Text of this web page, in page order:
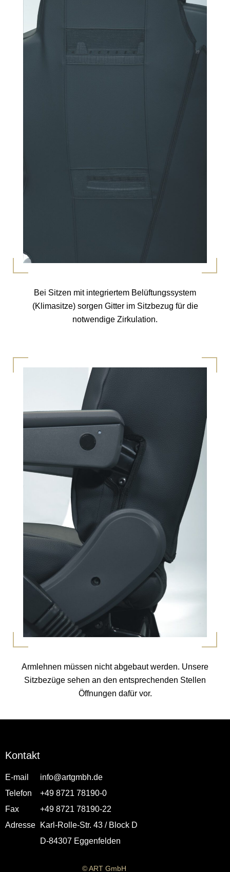
Bei Sitzen mit integriertem Belüftungssystem
(Klimasitze) sorgen Gitter im Sitzbezug für die
notwendige Zirkulation.
Armlehnen müssen nicht abgebaut werden. Unsere
Sitzbezüge sehen an den entsprechenden Stellen
Öffnungen dafür vor.
Kontakt
E-mail
info@artgmbh.de
Telefon
+49 8721 78190-0
Fax
+49 8721 78190-22
Adresse
Karl-Rolle-Str. 43 / Block D
D-84307 Eggenfelden
© ART GmbH